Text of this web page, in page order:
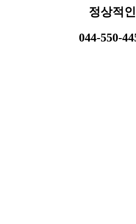
정상적
044-550-